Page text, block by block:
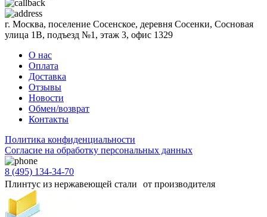
г. Москва, поселение Сосенское, деревня Сосенки, Сосновая
улица 1В, подъезд №1, этаж 3, офис 1329
О нас
Оплата
Доставка
Отзывы
Новости
Обмен/возврат
Контакты
Политика конфиденциальности
Согласиe на обработку персональных данных
8 (495) 134-34-70
Плинтус из нержавеющей стали от производителя